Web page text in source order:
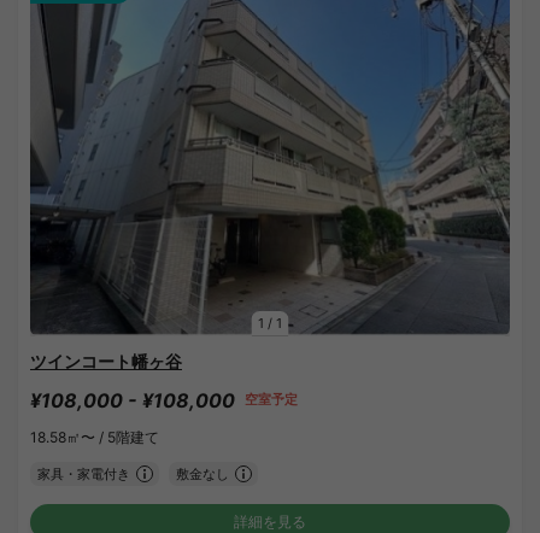
1 / 1
ツインコート幡ヶ谷
¥108,000 - ¥108,000 空室予定
18.58㎡〜 / 5階建て
家具・家電付き 敷金なし
詳細を見る